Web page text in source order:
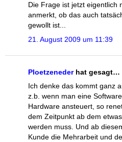
Die Frage ist jetzt eigentlich
anmerkt, ob das auch
gewollt ist...
21. August 2009 um 11:39
Ploetzenederhat gesagt…
Ich denke das kommt ganz
z.b. wenn man eine
Hardware ansteuert, so
dem Zeitpunkt ab dem
werden muss. Und ab
Kunde die Mehrarbeit und